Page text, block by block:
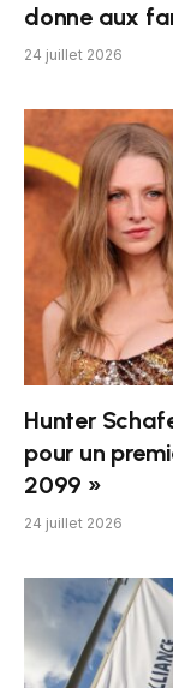
donne aux
24 juillet 2026
Hunter
pour un
2099 »
24 juillet 2026